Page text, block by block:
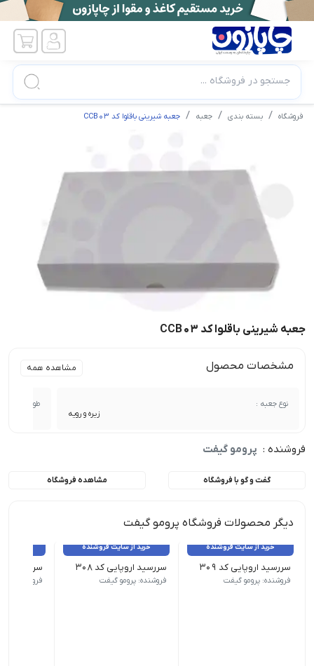
جستجو در فروشگاه ...
فروشگاه بسته بندی جعبه جعبه شیرینی باقلوا کد CCB03
جعبه شیرینی باقلوا کد CCB03
مشخصات محصول مشاهده همه
نوع جعبه :
زیره و رویه
طول :
فروشنده : پرومو گیفت
گفت و گو با فروشگاه مشاهده فروشگاه
دیگر محصولات فروشگاه پرومو گیفت
خرید از سایت فروشنده
سررسید اروپایی کد 309
نوع سررسید (سالنامه) اروپایی | ابعاد 13.5×22 | صفحات روزشمار (جمعه مشترک) | صفحات داخلی دو رنگ
فروشنده: پرومو گیفت
خرید از سایت فروشنده
سررسید اروپایی کد 308
نوع سررسید (سالنامه) اروپایی | ابعاد 13.5×22 | صفحات روزشمار (جمعه مشترک) | صفحات داخلی دو رنگ
فروشنده: پرومو گیفت
سررسید
نوع سررسید (سالنامه)
فروشنده: